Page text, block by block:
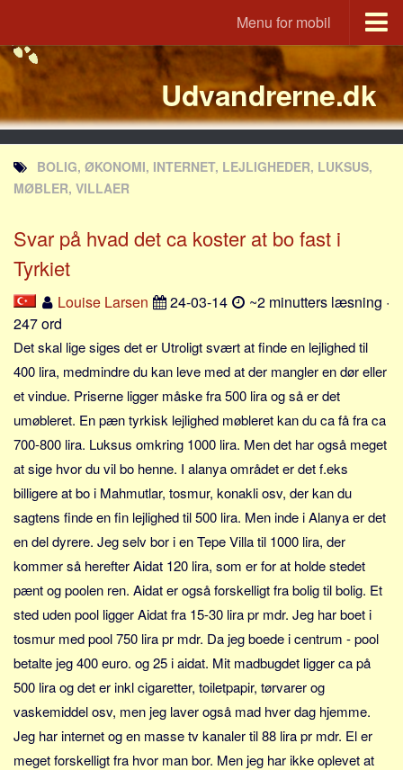
Menu for mobil
Portal
Udvandrerne.dk
Utvandrerne.no
Utvandrarna.se
Tyskland.dk
Rusland.dk
JLKM.dk
Lande
Tyrkiet
Spanien
Frankrig
Norge
Thailand
Italien
Grækenland
USA
Nøgleord
Bolig
Job
Virksomhed
Pension og opsparing
Udvandrerne.dk
BOLIG, ØKONOMI, INTERNET, LEJLIGHEDER, LUKSUS,
MØBLER, VILLAER
Svar på hvad det ca koster at bo fast i
Tyrkiet
Louise Larsen 24-03-14
~2 minutters læsning ·
247 ord
Det skal lige siges det er Utroligt svært at finde en lejlighed til
400 lira, medmindre du kan leve med at der mangler en dør eller
et vindue. Priserne ligger måske fra 500 lira og så er det
umøbleret. En pæn tyrkisk lejlighed møbleret kan du ca få fra ca
700-800 lira. Luksus omkring 1000 lira. Men det har også meget
at sige hvor du vil bo henne. I alanya området er det f.eks
billigere at bo i Mahmutlar, tosmur, konakli osv, der kan du
sagtens finde en fin lejlighed til 500 lira. Men inde i Alanya er det
en del dyrere. Jeg selv bor i en Tepe Villa til 1000 lira, der
kommer så herefter Aidat 120 lira, som er for at holde stedet
pænt og poolen ren. Aidat er også forskelligt fra bolig til bolig. Et
sted uden pool ligger Aidat fra 15-30 lira pr mdr. Jeg har boet i
tosmur med pool 750 lira pr mdr. Da jeg boede i centrum - pool
betalte jeg 400 euro. og 25 i aidat. Mit madbugdet ligger ca på
500 lira og det er inkl cigaretter, toiletpapir, tørvarer og
vaskemiddel osv, men jeg laver også mad hver dag hjemme.
Jeg har internet og en masse tv kanaler til 88 lira pr mdr. El er
meget forskelligt fra hvor man bor. Men jeg har ikke oplevet at